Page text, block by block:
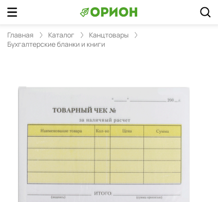
Главная Каталог
Канцтовары
Бухгалтерские бланки и книги